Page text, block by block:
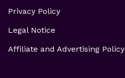
Privacy Policy
Legal Notice
Affiliate and Advertising Policy